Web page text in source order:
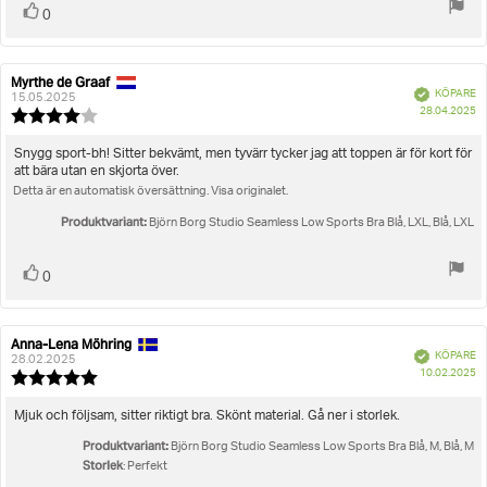
Rösta
0
Recensionsförfattare:
Myrthe de Graaf
15.05.2025
utav
5
stjärnor
BekräftadKÖPARE
28.04.2025
Recensionstext:
Snygg sport-bh! Sitter bekvämt, men tyvärr tycker jag att toppen är för kort för
att bära utan en skjorta över.
Detta är en automatisk översättning. Visa originalet.
Produktvariant: Björn Borg Studio Seamless Low Sports Bra Blå, LXL, Blå, LXL
Rösta
0
Recensionsförfattare:
Anna-Lena Möhring
28.02.2025
utav
stjärnor
BekräftadKÖPARE
10.02.2025
Recensionstext:
Mjuk och följsam, sitter riktigt bra. Skönt material. Gå ner i storlek.
Produktvariant: Björn Borg Studio Seamless Low Sports Bra Blå, M, Blå, M
Storlek: Perfekt